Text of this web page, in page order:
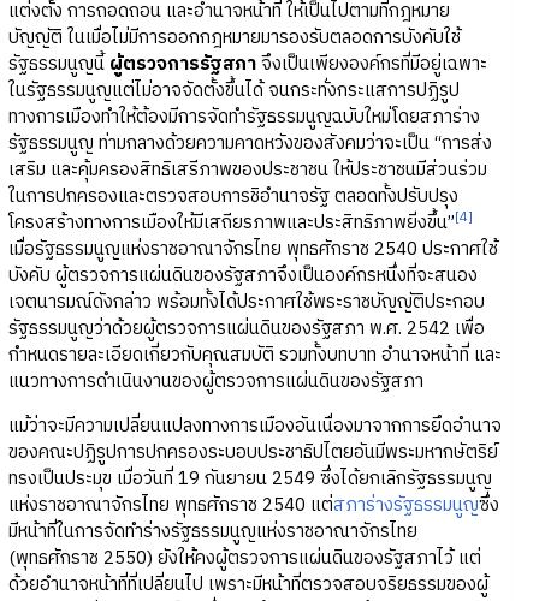
แต่งตั้ง การถอดถอน และอำนาจหน้าที่ ให้เป็นไปตามที่กฎหมาย
บัญญัติ ในเมื่อไม่มีการออกกฎหมายมารองรับตลอดการบังคับใช้
รัฐธรรมนูญนี้ผู้ตรวจการรัฐสภาจึงเป็นเพียงองค์กรที่มีอยู่เฉพาะ
ในรัฐธรรมนูญแต่ไม่อาจจัดตั้งขึ้นได้ จนกระทั่งกระแสการปฏิรูป
ทางการเมืองทำให้ต้องมีการจัดทำรัฐธรรมนูญฉบับใหม่โดยสภาร่าง
รัฐธรรมนูญ ท่ามกลางด้วยความคาดหวังของสังคมว่าจะเป็น “การส่ง
เสริม และคุ้มครองสิทธิเสรีภาพของประชาชน ให้ประชาชนมีส่วนร่วม
ในการปกครองและตรวจสอบการชิอำนาจรัฐ ตลอดทั้งปรับปรุง
โครงสร้างทางการเมืองให้มีเสถียรภาพและประสิทธิภาพยิ่งขึ้น”[4]
เมื่อรัฐธรรมนูญแห่งราชอาณาจักรไทย พุทธศักราช 2540 ประกาศใช้
บังคับ ผู้ตรวจการแผ่นดินของรัฐสภาจึงเป็นองค์กรหนึ่งที่จะสนอง
เจตนารมณ์ดังกล่าว พร้อมทั้งได้ประกาศใช้พระราชบัญญัติประกอบ
รัฐธรรมนูญว่าด้วยผู้ตรวจการแผ่นดินของรัฐสภา พ.ศ. 2542 เพื่อ
กำหนดรายละเอียดเกี่ยวกับคุณสมบัติ รวมทั้งบทบาท อำนาจหน้าที่ และ
แนวทางการดำเนินงานของผู้ตรวจการแผ่นดินของรัฐสภา
แม้ว่าจะมีความเปลี่ยนแปลงทางการเมืองอันเนื่องมาจากการยึดอำนาจ
ของคณะปฏิรูปการปกครองระบอบประชาธิปไตยอันมีพระมหากษัตริย์
ทรงเป็นประมุข เมื่อวันที่ 19 กันยายน 2549 ซึ่งได้ยกเลิกรัฐธรรมนูญ
แห่งราชอาณาจักรไทย พุทธศักราช 2540 แต่สภาร่างรัฐธรรมนูญซึ่ง
มีหน้าที่ในการจัดทำร่างรัฐธรรมนูญแห่งราชอาณาจักรไทย
(พุทธศักราช 2550) ยังให้คงผู้ตรวจการแผ่นดินของรัฐสภาไว้ แต่
ด้วยอำนาจหน้าที่ที่เปลี่ยนไป เพราะมีหน้าที่ตรวจสอบจริยธรรมของผู้